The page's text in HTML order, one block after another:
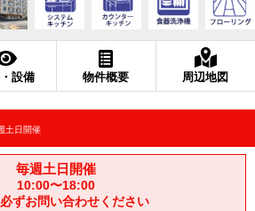
設備 物件概要 周辺地図
土日開催
毎週土日開催
10:00〜18:00
ずお問い合わせください